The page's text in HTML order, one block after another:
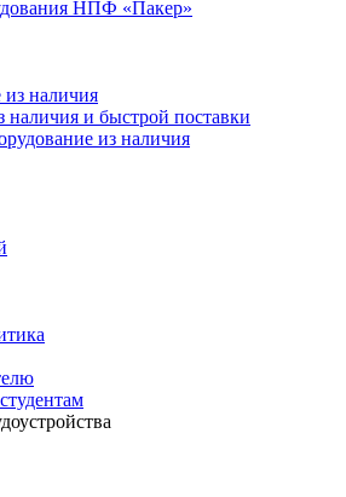
наличия и быстрой поставки